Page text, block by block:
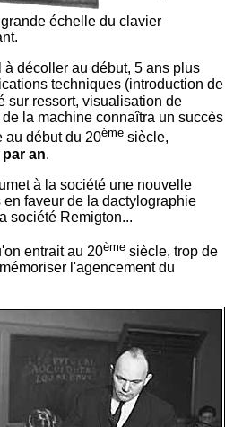
échelle du clavier
à décoller au début, 5 ans plus
techniques (introduction de
sur ressort, visualisation de
la machine connaîtra un succès
au début du 20ème siècle,
an.
à la société une nouvelle
faveur de la dactylographie
société Remigton...
entrait au 20ème siècle, trop de
l'agencement du